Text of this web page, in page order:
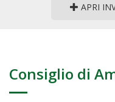
APRI
Consiglio di